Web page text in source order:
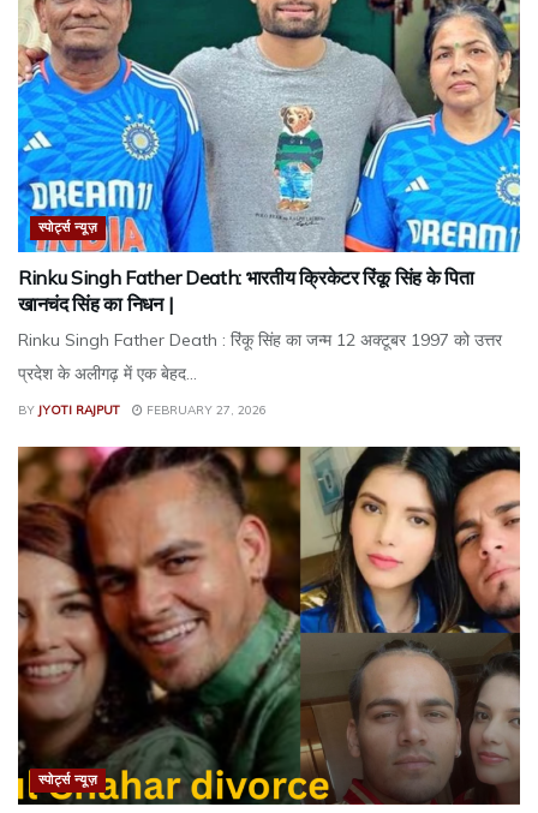
स्पोर्ट्स न्यूज़
Rinku Singh Father Death: भारतीय क्रिकेटर रिंकू सिंह के पिता
खानचंद सिंह का निधन |
Rinku Singh Father Death : रिंकू सिंह का जन्म 12 अक्टूबर 1997 को उत्तर
प्रदेश के अलीगढ़ में एक बेहद...
BY JYOTI RAJPUT FEBRUARY 27, 2026
स्पोर्ट्स न्यूज़